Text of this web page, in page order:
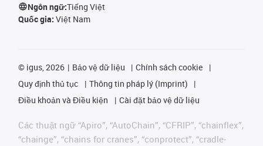
Ngôn ngữ:Tiếng Việt
Quốc gia: Việt Nam
© igus, 2026 Bảo vệ dữ liệu
Chính sách cookie
Quy định thủ tục
Thông tin pháp lý (Imprint)
Điều khoản và Điều kiện
Cài đặt bảo vệ dữ liệu
Các thuật ngữ “Apiro”, “AutoChain”, “CFRIP”, “chainflex”,
“chainge”, “chains for cranes”, “conprotect”, “cradle-